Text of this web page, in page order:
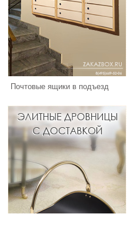
Почтовые ящики в подъезд